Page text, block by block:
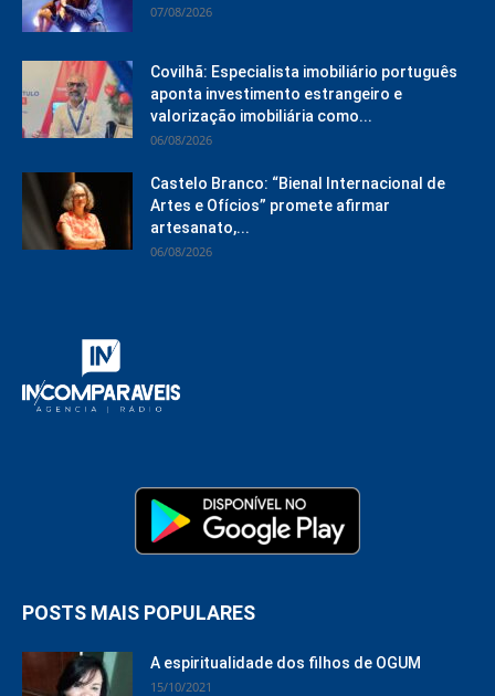
07/08/2026
Covilhã: Especialista imobiliário português
aponta investimento estrangeiro e
valorização imobiliária como...
06/08/2026
Castelo Branco: “Bienal Internacional de
Artes e Ofícios” promete afirmar
artesanato,...
06/08/2026
POSTS MAIS POPULARES
A espiritualidade dos filhos de OGUM
15/10/2021